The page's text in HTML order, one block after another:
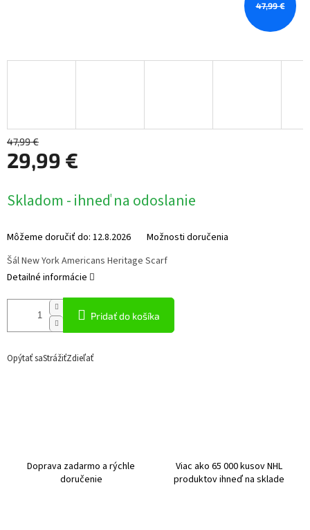
47,99 €
47,99 €
29,99 €
cena:
Skladom - ihneď na odoslanie
Môžeme doručiť do: 12.8.2026 Možnosti doručenia
Pridať do košíka
Šál New York Americans Heritage Scarf
Detailné informácie
Opýtať saStrážiťZdieľať
Doprava zadarmo a rýchle
doručenie
Viac ako 65 000 kusov NHL
produktov ihneď na sklade